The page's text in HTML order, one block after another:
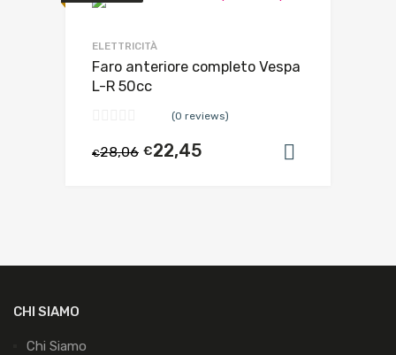
ELETTRICITÀ
Faro anteriore completo Vespa
L-R 50cc
(0 reviews)
€28,06 €22,45
CHI SIAMO
Chi Siamo